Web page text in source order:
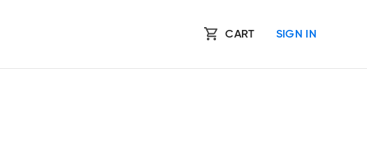
CART SIGN IN